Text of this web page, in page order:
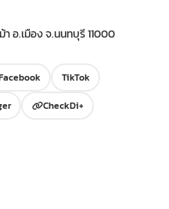
า อ.เมือง จ.นนทบุรี 11000
TikTok
CheckDi+